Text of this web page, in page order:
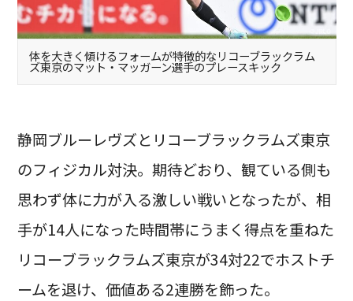
体を大きく傾けるフォームが特徴的なリコーブラックラム
ズ東京のマット・マッガーン選手のプレースキック
静岡ブルーレヴズとリコーブラックラムズ東京
のフィジカル対決。期待どおり、観ている側も
思わず体に力が入る激しい戦いとなったが、相
手が14人になった時間帯にうまく得点を重ねた
リコーブラックラムズ東京が34対22でホストチ
ームを退け、価値ある2連勝を飾った。